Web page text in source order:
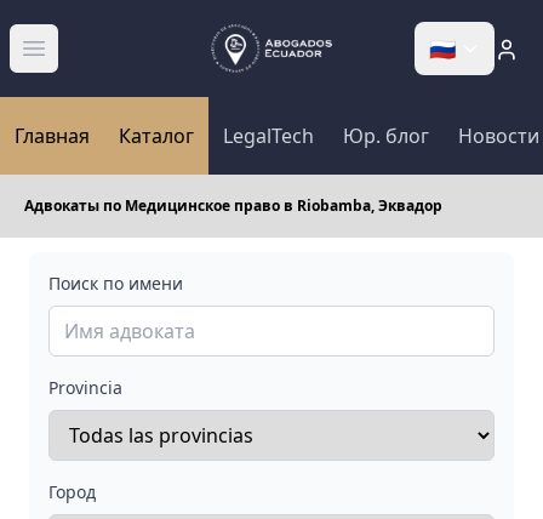
Abrir menú 🇷🇺
Главная Каталог LegalTech Юр. блог Новости
Адвокаты по Медицинское право в Riobamba, Эквадор
Поиск по имени
Provincia
Город